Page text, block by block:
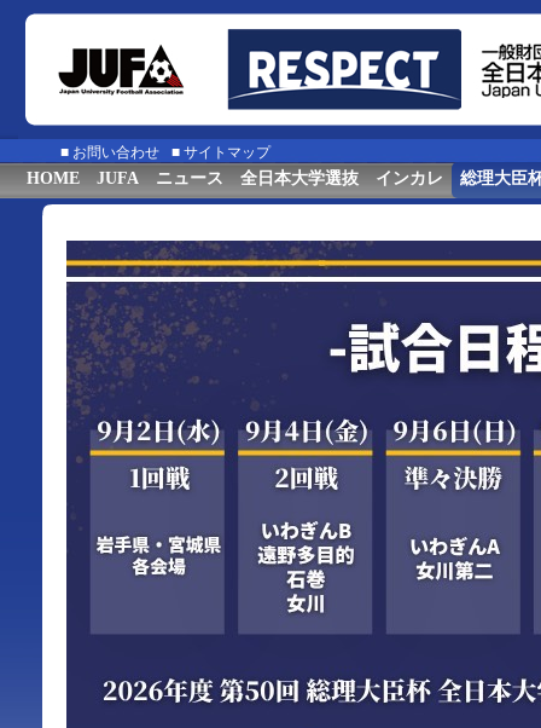
■ お問い合わせ ■ サイトマップ
HOME JUFA ニュース 全日本大学選抜 インカレ 総理大臣